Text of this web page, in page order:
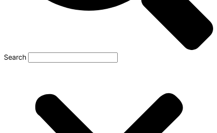
Search